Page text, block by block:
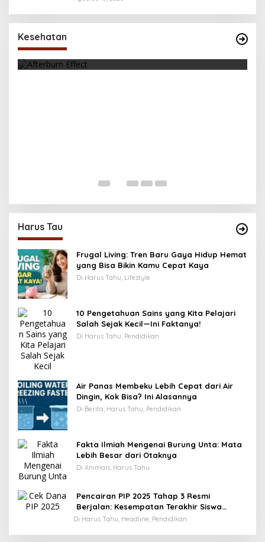
Kesehatan
Tubuhmu Masih Bakar Kalori Meski Udah
Santai! Fakta Menarik Tentang Afterburn
Effect
Harus Tau
Frugal Living: Tren Baru Gaya Hidup Hemat
yang Bisa Bikin Kamu Cepat Kaya
Di Harus Tahu, Lifestyle
10 Pengetahuan Sains yang Kita Pelajari
Salah Sejak Kecil—Ini Faktanya!
Di Harus Tahu, Pendidikan
Air Panas Membeku Lebih Cepat dari Air
Dingin, Kok Bisa? Ini Alasannya
Di Berita, Harus Tahu, Pendidikan
Fakta Ilmiah Mengenai Burung Unta: Mata
Lebih Besar dari Otaknya
Di Animals, Harus Tahu
Pencairan PIP 2025 Tahap 3 Resmi
Berjalan: Kesempatan Terakhir Siswa
Menerima Bantuan Pendidikan hingga
Di Harus Tahu, Headline, Pendidikan